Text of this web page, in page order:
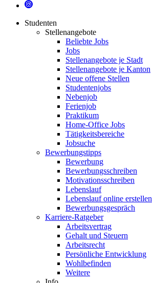
Studenten
Stellenangebote
Beliebte Jobs
Jobs
Stellenangebote je Stadt
Stellenangebote je Kanton
Neue offene Stellen
Studentenjobs
Nebenjob
Ferienjob
Praktikum
Home-Office Jobs
Tätigkeitsbereiche
Jobsuche
Bewerbungstipps
Bewerbung
Bewerbungsschreiben
Motivationsschreiben
Lebenslauf
Lebenslauf online erstellen
Bewerbungsgespräch
Karriere-Ratgeber
Arbeitsvertrag
Gehalt und Steuern
Arbeitsrecht
Persönliche Entwicklung
Wohlbefinden
Weitere